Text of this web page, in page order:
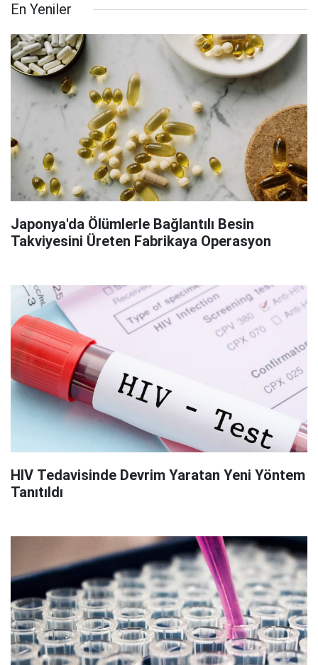
En Yeniler
Japonya'da Ölümlerle Bağlantılı Besin
Takviyesini Üreten Fabrikaya Operasyon
HIV Tedavisinde Devrim Yaratan Yeni Yöntem
Tanıtıldı